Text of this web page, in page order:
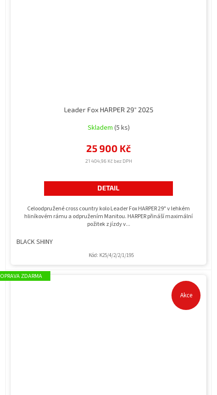
Leader Fox HARPER 29" 2025
Skladem (5 ks)
21 404,96 Kč bez DPH
25 900 Kč
DETAIL
Celoodpružené cross country kolo Leader Fox HARPER 29" v lehkém
hliníkovém rámu a odpružením Manitou. HARPER přináší maximální
požitek z jízdy v...
BLACK SHINY
Kód: K25/4/2/2/1/195
Akce
ZDARMA